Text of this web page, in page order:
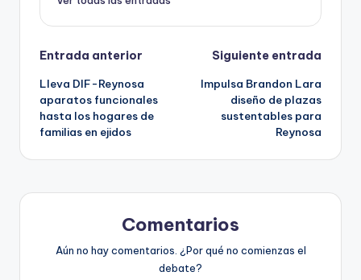
Navegación
de
entradas
Entrada anterior
Lleva DIF-Reynosa
aparatos funcionales
hasta los hogares de
familias en ejidos
Siguiente entrada
Impulsa Brandon Lara
diseño de plazas
sustentables para
Reynosa
Comentarios
Aún no hay comentarios. ¿Por qué no comienzas el
debate?